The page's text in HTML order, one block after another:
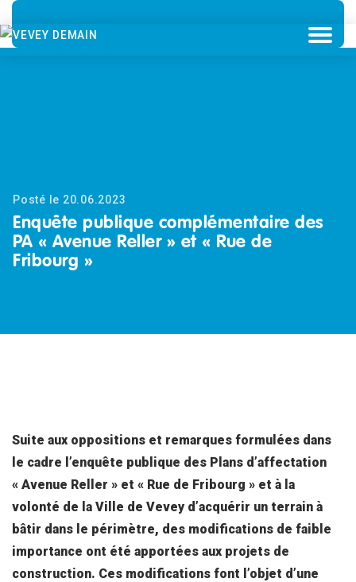
Posté le 20.06.2023
Enquête publique complémentaire des
PA « Avenue Reller » et « Rue de
Fribourg »
Suite aux oppositions et remarques formulées dans
le cadre l’enquête publique des Plans d’affectation
« Avenue Reller » et « Rue de Fribourg » et à la
volonté de la Ville de Vevey d’acquérir un terrain à
bâtir dans le périmètre, des modifications de faible
importance ont été apportées aux projets de
construction. Ces modifications font l’objet d’une